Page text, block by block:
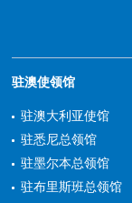
驻澳使领馆
驻澳大利亚使馆
驻悉尼总领馆
驻墨尔本总领馆
驻布里斯班总领馆